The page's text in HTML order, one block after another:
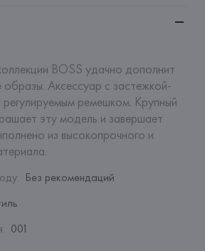
BOSS удачно дополнит
образы. Аксессуар с застежкой-
ремешком. Крупный
эту модель и завершает
из высокопрочного и
: Без рекомендаций
: 001